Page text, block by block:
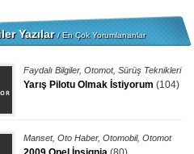
Yazılar/ En Çok Yorumlananlar
Faydalı Bilgiler, Otomot, Sürüş Teknikleri
Yarış Pilotu Olmak İstiyorum (104)
Manset, Oto Haber, Otomobil, Otomot